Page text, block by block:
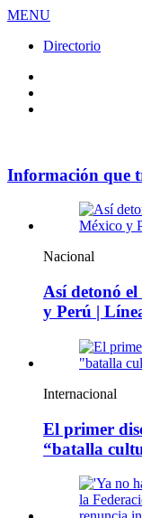
MENU
Directorio
Información que
Nacional
Así detonó
y Perú |
Internacional
El primer
“batalla